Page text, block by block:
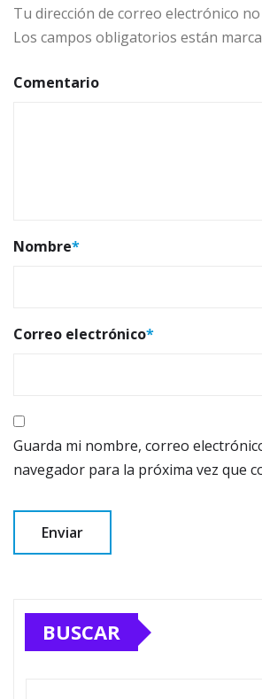
Tu dirección de correo electrónico
Los campos obligatorios están
Comentario
Nombre*
Correo electrónico*
Guarda mi nombre, correo
navegador para la próxima vez que
BUSCAR